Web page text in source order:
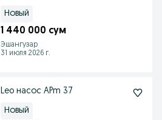
Новый
1 440 000 сум
Эшангузар
31 июля 2026 г.
Leo насос APm 37
Новый